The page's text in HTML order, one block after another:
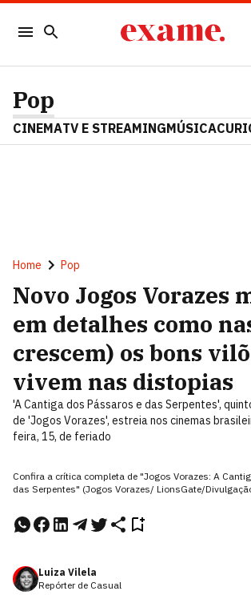
Pop
CINEMATV E STREAMINGMÚSICA
Home Pop
Novo Jogos Vorazes
em detalhes como
crescem) os bons
vivem nas distopias
'A Cantiga dos Pássaros e das Serpentes',
de 'Jogos Vorazes', estreia nos cinemas
feira, 15, de feriado
Confira a crítica completa de "Jogos Vorazes: A
das Serpentes" (Jogos Vorazes/ LionsGate/
Luiza Vilela
Repórter de Casual